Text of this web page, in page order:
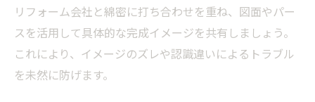
マンション・戸建て別リフォーム計画の注
意点
間取り変更リフォームで役立つ専門家相談
の重要性
リフォーム会社と綿密に打ち合わせを重ね、図面やパー
スを活用して具体的な完成イメージを共有しましょう。
これにより、イメージのズレや認識違いによるトラブル
を未然に防げます。